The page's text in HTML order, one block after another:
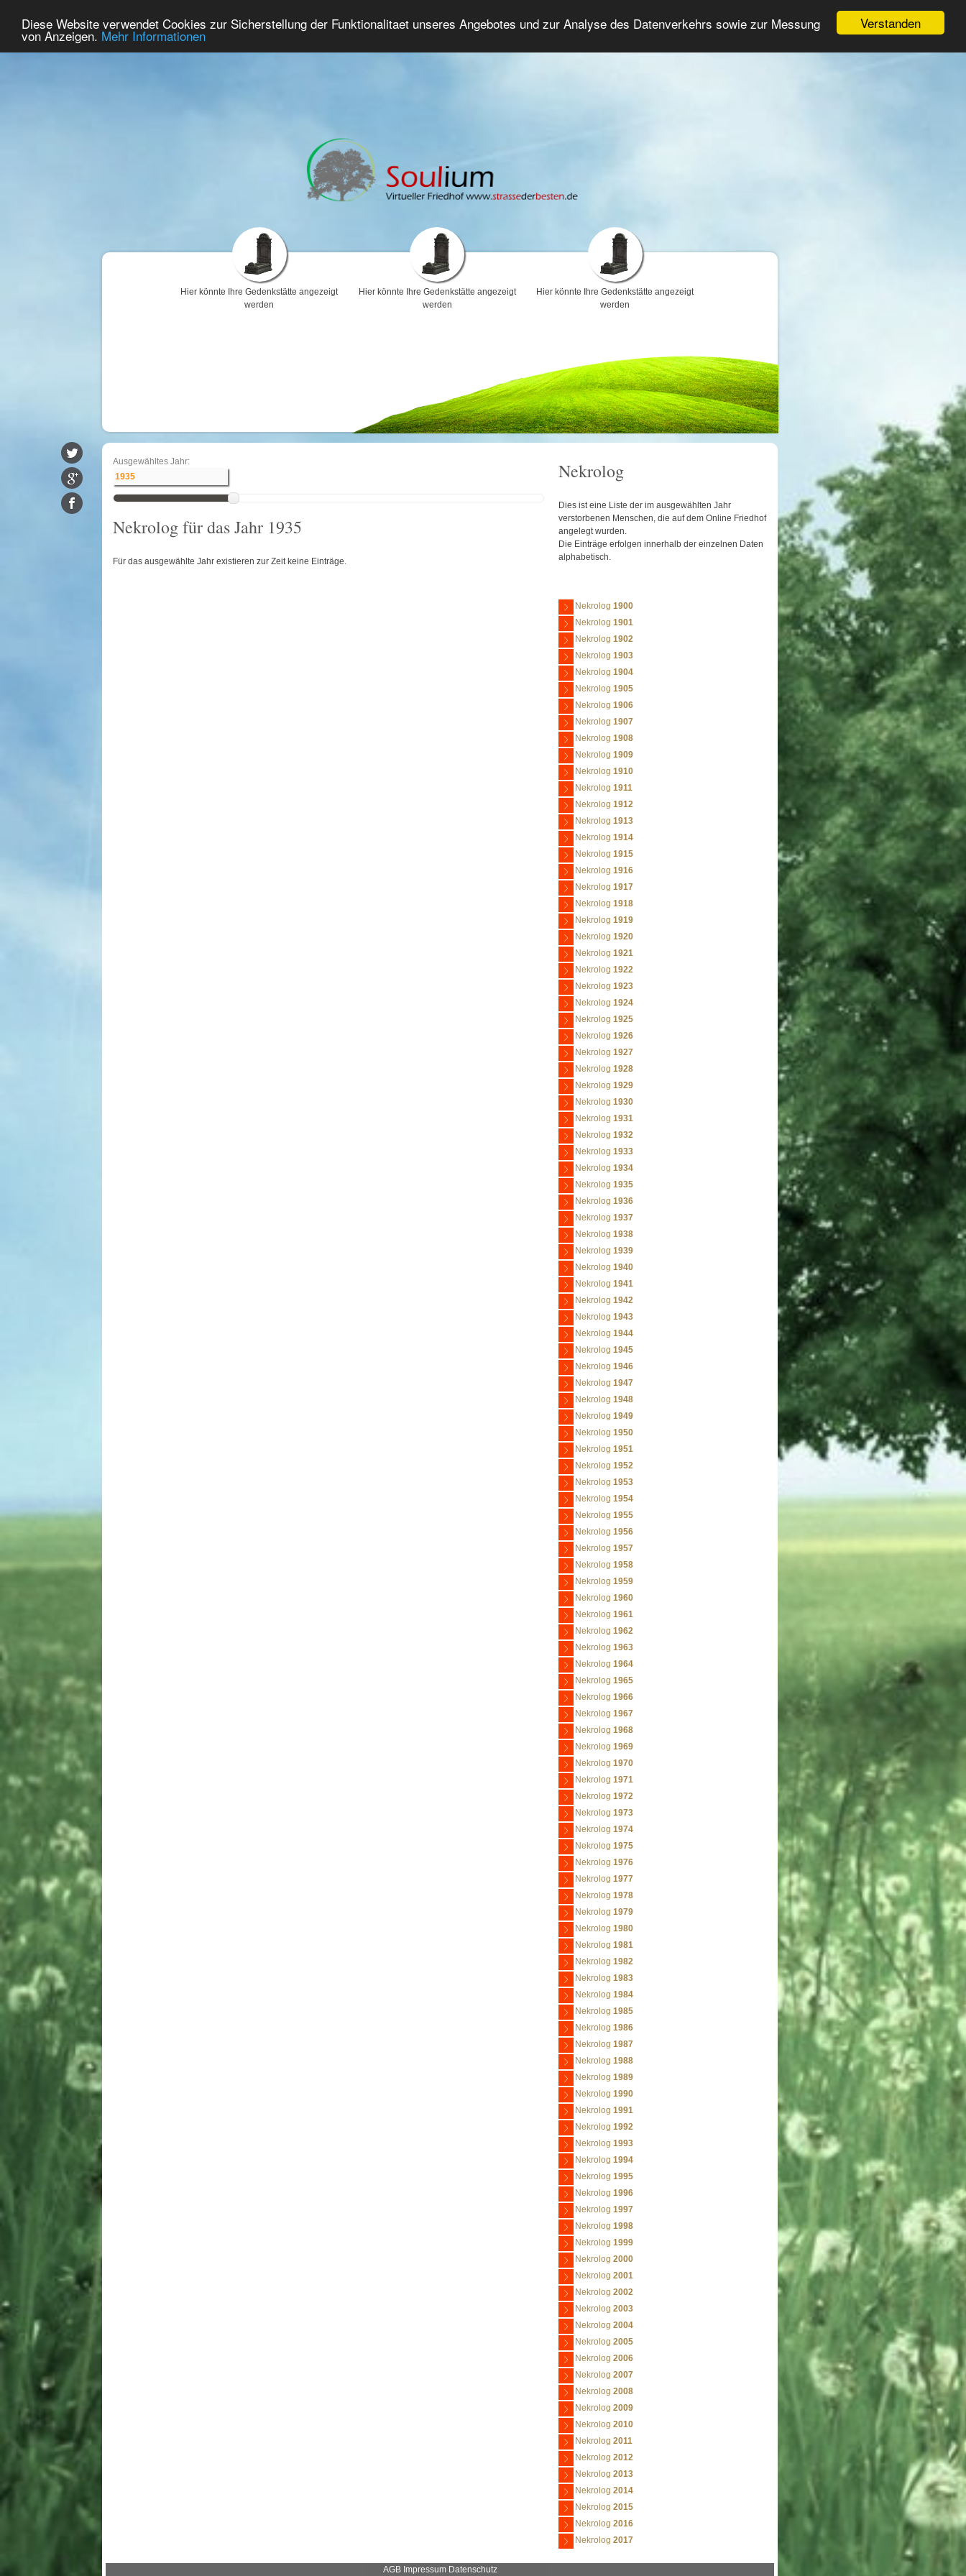
Verstanden
Diese Website verwendet Cookies zur Sicherstellung der Funktionalitaet unseres Angebotes und zur Analyse des Datenverkehrs sowie zur Messung
von Anzeigen. Mehr Informationen
Home Premium Gedenken Trauerforum Erweiterte Suche Anmelden
Hier könnte Ihre Gedenkstätte angezeigt
werden
Hier könnte Ihre Gedenkstätte angezeigt
werden
Hier könnte Ihre Gedenkstätte angezeigt
werden
Ausgewähltes Jahr:
Nekrolog für das Jahr 1935
Für das ausgewählte Jahr existieren zur Zeit keine Einträge.
Nekrolog
Dies ist eine Liste der im ausgewählten Jahr
verstorbenen Menschen, die auf dem Online Friedhof
angelegt wurden.
Die Einträge erfolgen innerhalb der einzelnen Daten
alphabetisch.
Nekrolog 1900
Nekrolog 1901
Nekrolog 1902
Nekrolog 1903
Nekrolog 1904
Nekrolog 1905
Nekrolog 1906
Nekrolog 1907
Nekrolog 1908
Nekrolog 1909
Nekrolog 1910
Nekrolog 1911
Nekrolog 1912
Nekrolog 1913
Nekrolog 1914
Nekrolog 1915
Nekrolog 1916
Nekrolog 1917
Nekrolog 1918
Nekrolog 1919
Nekrolog 1920
Nekrolog 1921
Nekrolog 1922
Nekrolog 1923
Nekrolog 1924
Nekrolog 1925
Nekrolog 1926
Nekrolog 1927
Nekrolog 1928
Nekrolog 1929
Nekrolog 1930
Nekrolog 1931
Nekrolog 1932
Nekrolog 1933
Nekrolog 1934
Nekrolog 1935
Nekrolog 1936
Nekrolog 1937
Nekrolog 1938
Nekrolog 1939
Nekrolog 1940
Nekrolog 1941
Nekrolog 1942
Nekrolog 1943
Nekrolog 1944
Nekrolog 1945
Nekrolog 1946
Nekrolog 1947
Nekrolog 1948
Nekrolog 1949
Nekrolog 1950
Nekrolog 1951
Nekrolog 1952
Nekrolog 1953
Nekrolog 1954
Nekrolog 1955
Nekrolog 1956
Nekrolog 1957
Nekrolog 1958
Nekrolog 1959
Nekrolog 1960
Nekrolog 1961
Nekrolog 1962
Nekrolog 1963
Nekrolog 1964
Nekrolog 1965
Nekrolog 1966
Nekrolog 1967
Nekrolog 1968
Nekrolog 1969
Nekrolog 1970
Nekrolog 1971
Nekrolog 1972
Nekrolog 1973
Nekrolog 1974
Nekrolog 1975
Nekrolog 1976
Nekrolog 1977
Nekrolog 1978
Nekrolog 1979
Nekrolog 1980
Nekrolog 1981
Nekrolog 1982
Nekrolog 1983
Nekrolog 1984
Nekrolog 1985
Nekrolog 1986
Nekrolog 1987
Nekrolog 1988
Nekrolog 1989
Nekrolog 1990
Nekrolog 1991
Nekrolog 1992
Nekrolog 1993
Nekrolog 1994
Nekrolog 1995
Nekrolog 1996
Nekrolog 1997
Nekrolog 1998
Nekrolog 1999
Nekrolog 2000
Nekrolog 2001
Nekrolog 2002
Nekrolog 2003
Nekrolog 2004
Nekrolog 2005
Nekrolog 2006
Nekrolog 2007
Nekrolog 2008
Nekrolog 2009
Nekrolog 2010
Nekrolog 2011
Nekrolog 2012
Nekrolog 2013
Nekrolog 2014
Nekrolog 2015
Nekrolog 2016
Nekrolog 2017
AGB Impressum Datenschutz